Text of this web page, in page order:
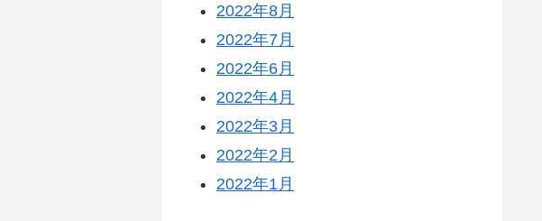
2022年8月
2022年7月
2022年6月
2022年4月
2022年3月
2022年2月
2022年1月